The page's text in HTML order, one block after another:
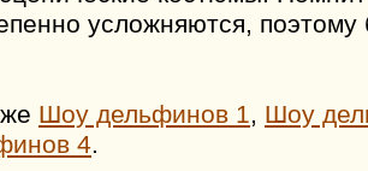
усложняются, поэтому
Шоу дельфинов 1, Шоу
4.